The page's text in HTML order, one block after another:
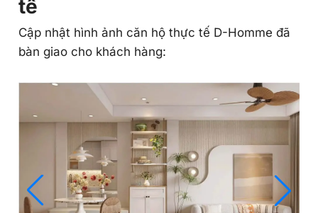
Giá bán D-Homme